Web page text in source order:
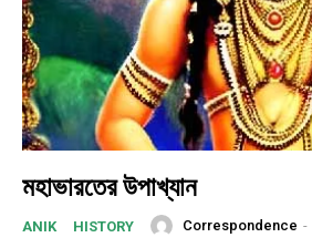
মহাভারতের উপাখ্যান
ANIK HISTORY Correspondence -